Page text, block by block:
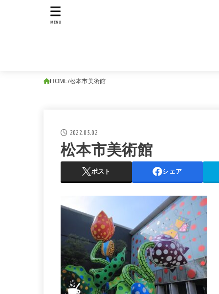
MENU
HOME 松本市美術館
2022.05.02
松本市美術館
ポスト シェア